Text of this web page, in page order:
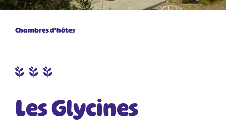
Chambres d'hôtes
Les Glycines